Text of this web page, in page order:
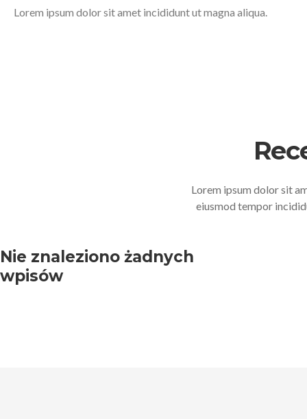
Lorem ipsum dolor sit amet incididunt ut magna aliqua.
Lorem ipsum dolor sit
eiusmod tempor
Nie znaleziono żadnych
wpisów